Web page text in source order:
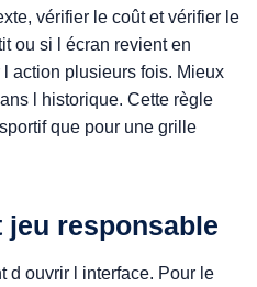
vérifier le coût et vérifier le
ou si l écran revient en
action plusieurs fois. Mieux
l historique. Cette règle
que pour une grille
jeu responsable
d ouvrir l interface. Pour le